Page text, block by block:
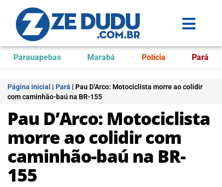
Parauapebas Marabá Polícia Pará
Página inicial | Pará | Pau D’Arco: Motociclista morre ao colidir
com caminhão-baú na BR-155
Pau D’Arco: Motociclista
morre ao colidir com
caminhão-baú na BR-
155